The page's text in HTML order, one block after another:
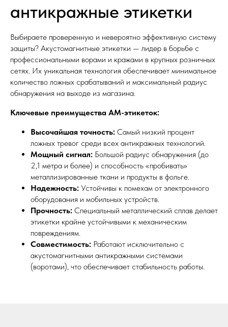
антикражные этикетки
Выбираете проверенную и невероятно эффективную систему
защиты? Акустомагнитные этикетки — лидер в борьбе с
профессиональными ворами и кражами в крупных розничных
сетях. Их уникальная технология обеспечивает минимальное
количество ложных срабатываний и максимальный радиус
обнаружения на выходе из магазина.
Ключевые преимущества АМ-этикеток:
Высочайшая точность: Самый низкий процент
ложных тревог среди всех антикражных технологий.
Мощный сигнал: Большой радиус обнаружения (до
2,1 метра и более) и способность «пробивать»
металлизированные ткани и продукты в фольге.
Надежность: Устойчивы к помехам от электронного
оборудования и мобильных устройств.
Прочность: Специальный металлический сплав делает
этикетки крайне устойчивыми к механическим
повреждениям.
Совместимость: Работают исключительно с
акустомагнитными антикражными системами
(воротами), что обеспечивает стабильность работы.